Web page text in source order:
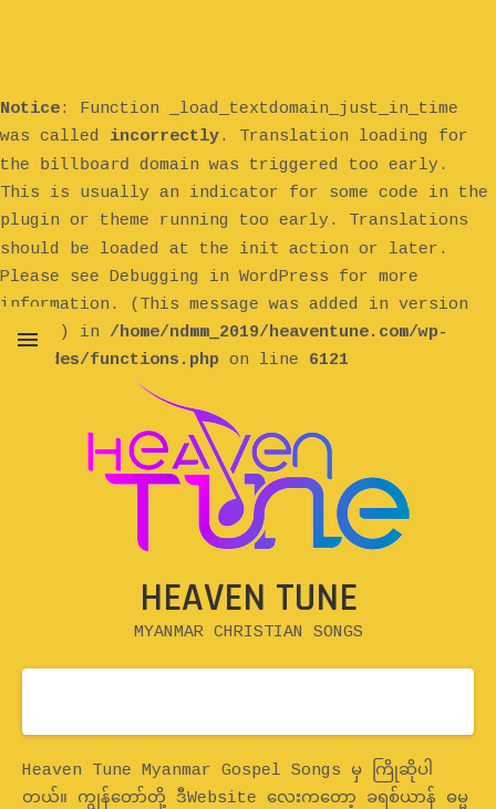
Notice: Function _load_textdomain_just_in_time
was called incorrectly. Translation loading for
the billboard domain was triggered too early.
This is usually an indicator for some code in the
plugin or theme running too early. Translations
should be loaded at the init action or later.
Please see Debugging in WordPress for more
information. (This message was added in version
6.7.0.) in /home/ndmm_2019/heaventune.com/wp-
includes/functions.php on line 6121
HEAVEN TUNE
MYANMAR CHRISTIAN SONGS
Home
Heaven Tune Myanmar Gospel Songs မှ ကြိုဆိုပါ
တယ်။ ကျွန်တော်တို့ ဒီWebsite လေးကတော့ ခရစ်ယာန် ဓမ္မ